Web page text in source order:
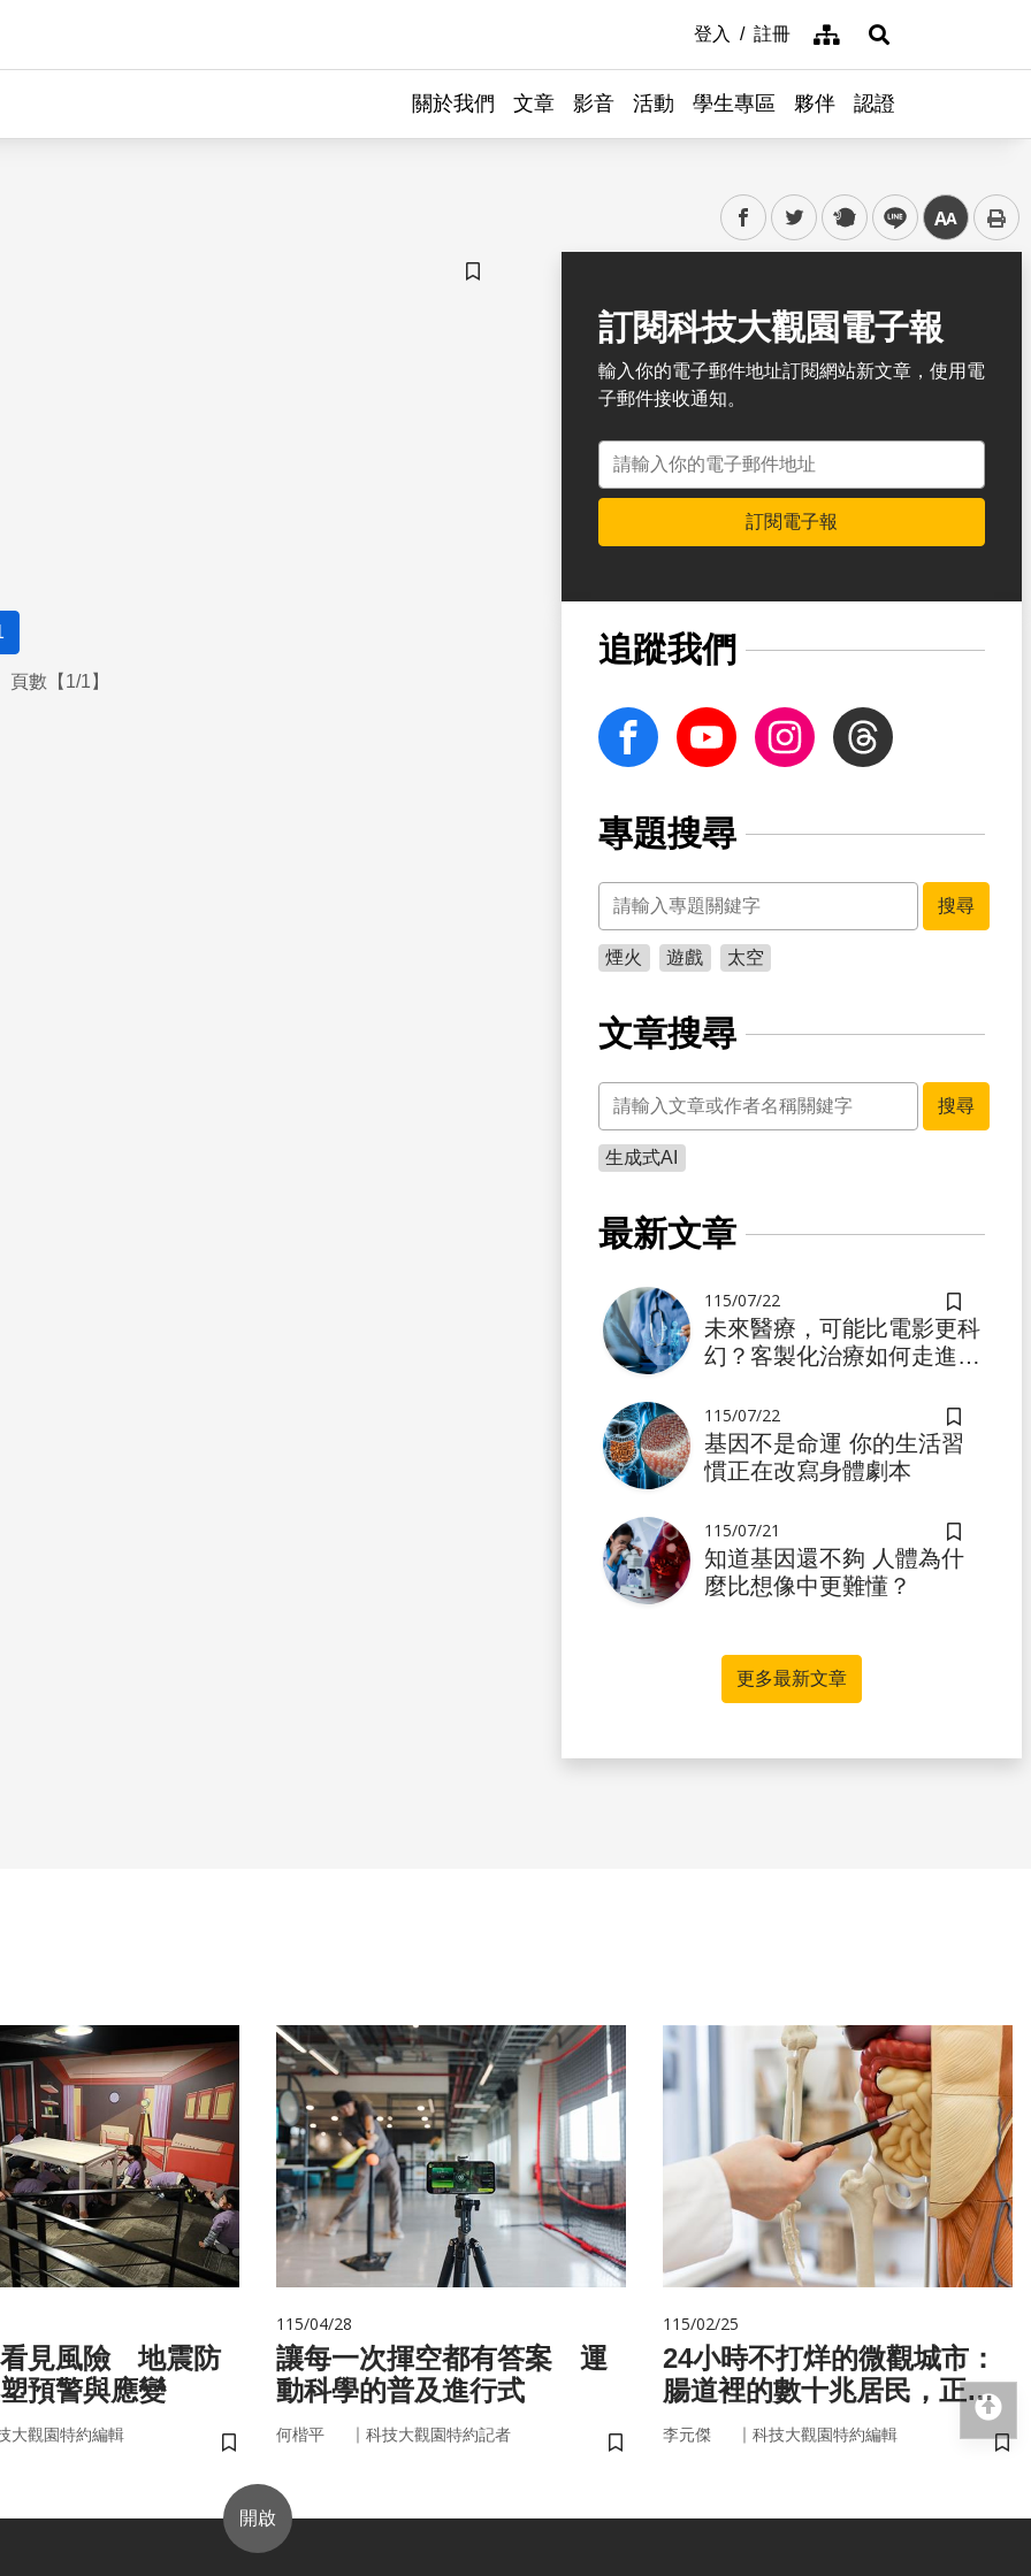
登入 註冊 網站導覽展開搜尋
關於我們 文章 影音 活動 學生專區 夥伴 認證
facebooktwitter plurk line 中
儲存書籤
數【1/1】
訂閱科技大觀園電子報
輸入你的電子郵件地址訂閱網站新文章，使用電
子郵件接收通知。
電子郵件地址
訂閱電子報
追蹤我們
facebook Youtube InstagramThreads
專題搜尋
關鍵字
搜尋
煙火 遊戲 太空
文章搜尋
關鍵字
搜尋
生成式AI
最新文章
儲存書籤
115/07/22
未來醫療，可能比電影更科
幻？客製化治療如何走進真
儲存書籤
115/07/22
基因不是命運 你的生活習
慣正在改寫身體劇本
儲存書籤
115/07/21
知道基因還不夠 人體為什
麼比想像中更難懂？
更多最新文章
見風險 地震防
預警與應變
大觀園特約編輯
儲存書籤
115/04/28
讓每一次揮空都有答案 運
動科學的普及進行式
何楷平 ｜ 科技大觀園特約記者
儲存書籤
115/02/25
24小時不打烊的微觀城市：
腸道裡的數十兆居民，正悄
悄掌管你的大腦與健康
李元傑 ｜ 科技大觀園特約編輯
儲
開啟
回